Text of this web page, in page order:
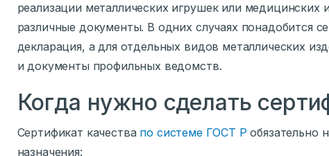
реализации металлических игрушек или медицинских
различные документы. В одних случаях понадобится
декларация, а для отдельных видов металлических
и документы профильных ведомств.
Когда нужно сделать
Сертификат качества по системе ГОСТ Р обязательно
назначения: